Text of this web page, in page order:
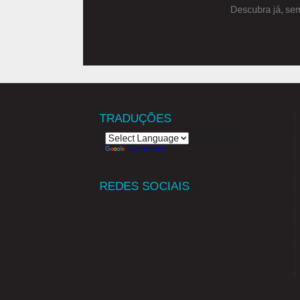
Descubra já,
TRADUÇÕES
Translate
REDES SOCIAIS